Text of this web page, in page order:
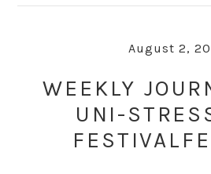
August 2,
WEEKLY
UNI-